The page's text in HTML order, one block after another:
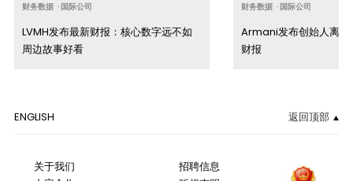
财务数据 · 国际公司
LVMH发布最新财报：核心数字远不如
周边故事好看
财务数据 · 国际公司
Armani发布创始人离世
财报
ENGLISH 返回顶部
关于我们
招聘信息